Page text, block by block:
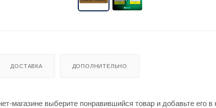
ДОСТАВКА ДОПОЛНИТЕЛЬНО
магазине выберите понравившийся товар и добавьте его в